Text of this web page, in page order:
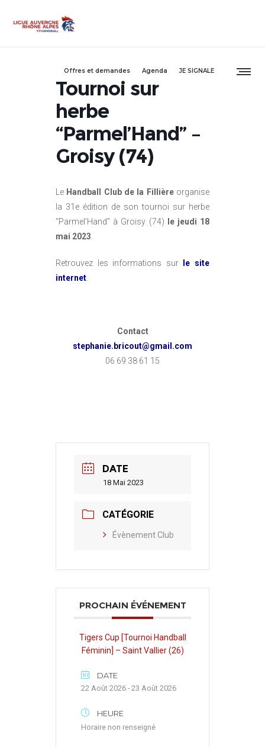
Offres et demandes Agenda JE SIGNALE
Tournoi sur
herbe
“Parmel’Hand” –
Groisy (74)
Le Handball Club de la Fillièreorganise
la 31e édition de son tournoi sur herbe
“Parmel’Hand” à Groisy (74)
le jeudi 18
mai 2023
Retrouvez les informations sur
le site
internet
Contact
stephanie.bricout@gmail.com
06 69 38 61 15
DATE
18 Mai 2023
CATÉGORIE
Évènement Club
PROCHAIN ÉVÉNEMENT
Tigers Cup [Tournoi Handball
Féminin] – Saint Vallier (26)
DATE
22 Août 2026 - 23 Août 2026
HEURE
Horaire non renseigné